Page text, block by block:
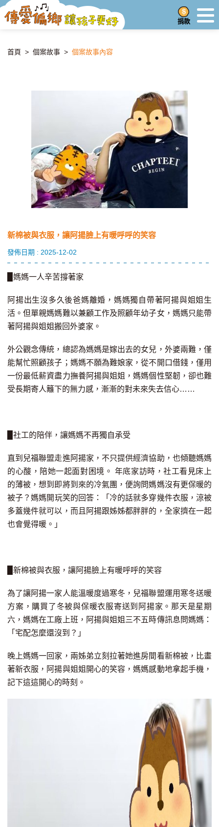
捐款
首頁 > 個案故事 > 個案故事內容
新棉被與衣服，讓阿揚臉上有暖呼呼的笑容
發佈日期 : 2025-12-02
媽媽一人辛苦撐著家
阿揚出生沒多久後爸媽離婚，媽媽獨自帶著阿揚與姐姐生
活。但單親媽媽難以兼顧工作及照顧年幼子女，媽媽只能帶
著阿揚與姐姐搬回外婆家。
外公觀念傳統，總認為媽媽是嫁出去的女兒，外婆兩難，僅
能幫忙照顧孩子；媽媽不願為難娘家，從不開口借錢，僅用
一份最低薪資盡力撫養阿揚與姐姐 ，媽媽個性堅韌，卻也難
受長期寄人籬下的無力感，漸漸的對未來失去信心……
社工的陪伴，讓媽媽不再獨自承受
直到兒福聯盟走進阿揚家，不只提供經濟協助，也傾聽媽媽
的心酸， 陪她一起面對困境。 年底家訪時 ，社工看見床上
的薄被，想到即將到來的冷氣團 ，便詢問媽媽沒有更保暖的
被子 ？媽媽開玩笑的回答：「冷的話就多穿幾件衣服，涼被
多蓋幾件就可以，而且阿揚跟姊姊都胖胖的，全家擠在一起
也會覺得暖。」
新棉被與衣服，讓阿揚臉上有暖呼呼的笑容
為了讓阿揚一家人能溫暖度過寒冬，兒福聯盟運用寒冬送暖
方案，購買了冬被與保暖衣服寄送到阿揚家。那天是星期
六，媽媽在工廠上班，阿揚與姐姐三不五時傳訊息問媽媽：
「宅配怎麼還沒到？」
晚上媽媽一回家，兩姊弟立刻拉著她進房間看新棉被，比畫
著新衣服， 阿揚與姐姐開心的笑容，媽媽感動地拿起手機，
記下這這開心的時刻。